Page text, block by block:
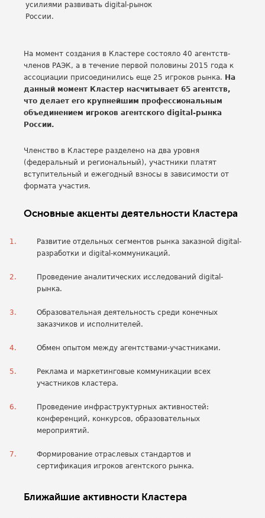
усилиями развивать digital-рынок
России.
На момент создания в Кластере состояло 40 агентств-
членов РАЭК, а в течение первой половины 2015 года к
ассоциации присоединились еще 25 игроков рынка. На
данный момент Кластер насчитывает 65 агентств,
что делает его крупнейшим профессиональным
объединением игроков агентского digital-рынка
России.
Членство в Кластере разделено на два уровня
(федеральный и региональный), участники платят
вступительный и ежегодный взносы в зависимости от
формата участия.
Основные акценты деятельности Кластера
Развитие отдельных сегментов рынка заказной digital-
разработки и digital-коммуникаций.
Проведение аналитических исследований digital-
рынка.
Образовательная деятельность среди конечных
заказчиков и исполнителей.
Обмен опытом между агентствами-участниками.
Реклама и маркетинговые коммуникации всех
участников кластера.
Проведение инфраструктурных активностей:
конференций, конкурсов, образовательных
мероприятий.
Формирование отраслевых стандартов и
сертификация игроков агентского рынка.
Ближайшие активности Кластера